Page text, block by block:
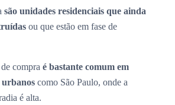
são unidades residenciais que ainda
ou que estão em fase de
compra é bastante comum em
urbanos como São Paulo, onde a
é alta.